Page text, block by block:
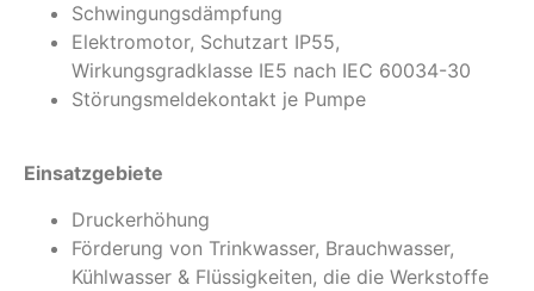
Schwingungsdämpfung
Elektromotor, Schutzart IP55,
Wirkungsgradklasse IE5 nach IEC 60034-30
Störungsmeldekontakt je Pumpe
Einsatzgebiete
Druckerhöhung
Förderung von Trinkwasser, Brauchwasser,
Kühlwasser & Flüssigkeiten, die die Werkstoffe